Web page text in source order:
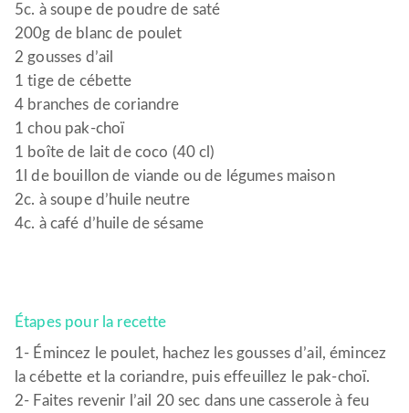
5c. à soupe de poudre de saté
200g de blanc de poulet
2 gousses d’ail
1 tige de cébette
4 branches de coriandre
1 chou pak-choï
1 boîte de lait de coco (40 cl)
1l de bouillon de viande ou de légumes maison
2c. à soupe d’huile neutre
4c. à café d’huile de sésame
Étapes pour la recette
1- Émincez le poulet, hachez les gousses d’ail, émincez
la cébette et la coriandre, puis effeuillez le pak-choï.
2- Faites revenir l’ail 20 sec dans une casserole à feu